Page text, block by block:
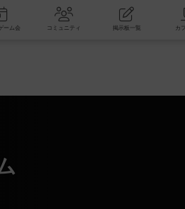
ボードゲーム会 コミュニティ 掲示